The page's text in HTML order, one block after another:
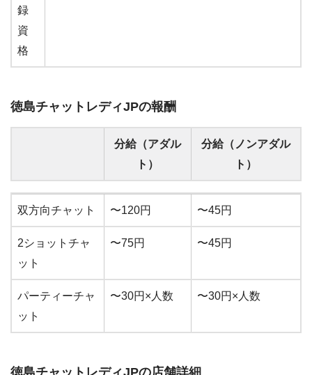
録
資
格
徳島チャットレディJPの報酬
分給（アダル
ト）
分給（ノンアダル
ト）
分給（アダル
ト）
分給（ノンアダル
ト）
双方向チャット 〜120円 〜45円
2ショットチャ
ット
〜75円 〜45円
パーティーチャ
ット
〜30円×人数 〜30円×人数